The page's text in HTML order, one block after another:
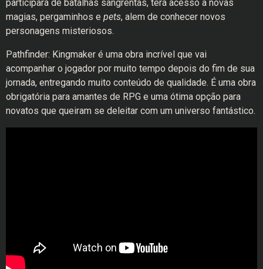
participará de batalhas sangrentas, terá acesso a novas
magias, pergaminhos e pets, alem de conhecer novos
personagens misteriosos.
Pathfinder: Kingmaker é uma obra incrível que vai
acompanhar o jogador por muito tempo depois do fim de sua
jornada, entregando muito conteúdo de qualidade. É uma obra
obrigatória para amantes de RPG e uma ótima opção para
novatos que queiram se deleitar com um universo fantástico.